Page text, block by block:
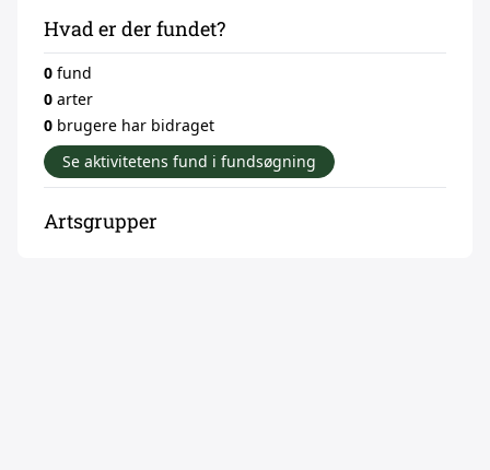
Hvad er der fundet?
0 fund
0 arter
0 brugere har bidraget
Se aktivitetens fund i fundsøgning
Artsgrupper